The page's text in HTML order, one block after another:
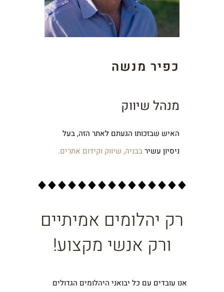
כפיר מנשה
מנהל שיווק
האיש שבזכותו הגעתם לאתר הזה, בעל
ניסיון עשירבבניה, שיווק וקידום אתרים.
רק יהלומים אמיתיים
ורק אנשי מקצוע!
אנו עובדים עם כל יבואני היהלומים הגדולים